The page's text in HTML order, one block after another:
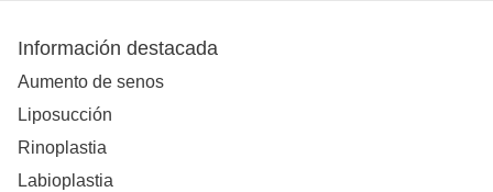
Información destacada
Aumento de senos
Liposucción
Rinoplastia
Labioplastia